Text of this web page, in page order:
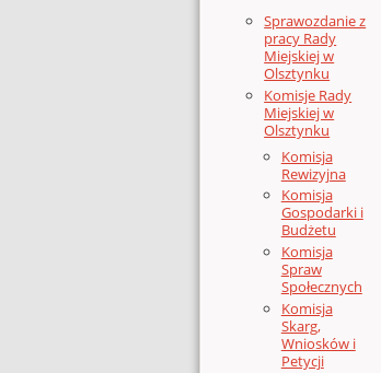
Sprawozdanie z
pracy Rady
Miejskiej w
Olsztynku
Komisje Rady
Miejskiej w
Olsztynku
Komisja
Rewizyjna
Komisja
Gospodarki i
Budżetu
Komisja
Spraw
Społecznych
Komisja
Skarg,
Wniosków i
Petycji